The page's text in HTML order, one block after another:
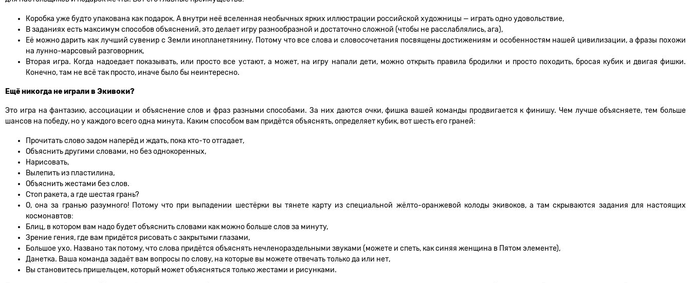
Коробка уже будто упакована как подарок. А внутри неё вселенная необычных ярких иллюстрации российской художницы — играть одно удовольствие,
В заданиях есть максимум способов объяснений, это делает игру разнообразной и достаточно сложной (чтобы не расслаблялись, ага),
Её можно дарить как лучший сувенир с Земли инопланетянину. Потому что все слова и словосочетания посвящены достижениям и особенностям нашей цивилизации, а фразы похожи
на лунно-марсовый разговорник,
Вторая игра. Когда надоедает показывать, или просто все устают, а может, на игру напали дети, можно открыть правила бродилки и просто походить, бросая кубик и двигая фишки.
Конечно, там не всё так просто, иначе было бы неинтересно.
Ещё никогда не играли в Экивоки?
Это игра на фантазию, ассоциации и объяснение слов и фраз разными способами. За них даются очки, фишка вашей команды продвигается к финишу. Чем лучше объясняете, тем больше
шансов на победу, но у каждого всего одна минута. Каким способом вам придётся объяснять, определяет кубик, вот шесть его граней:
Прочитать слово задом наперёд и ждать, пока кто-то отгадает,
Объяснить другими словами, но без однокоренных,
Нарисовать,
Вылепить из пластилина,
Объяснить жестами без слов.
Стоп ракета, а где шестая грань?
О, она за гранью разумного! Потому что при выпадении шестёрки вы тянете карту из специальной жёлто-оранжевой колоды экивоков, а там скрываются задания для настоящих
космонавтов:
Блиц, в котором вам надо будет объяснить словами как можно больше слов за минуту,
Зрение гения, где вам придётся рисовать с закрытыми глазами,
Большое ухо. Названо так потому, что слова придётся объяснять нечленораздельными звуками (можете и спеть, как синяя женщина в Пятом элементе),
Данетка. Ваша команда задаёт вам вопросы по слову, на которые вы можете отвечать только да или нет,
Вы становитесь пришельцем, который может объясняться только жестами и рисунками.